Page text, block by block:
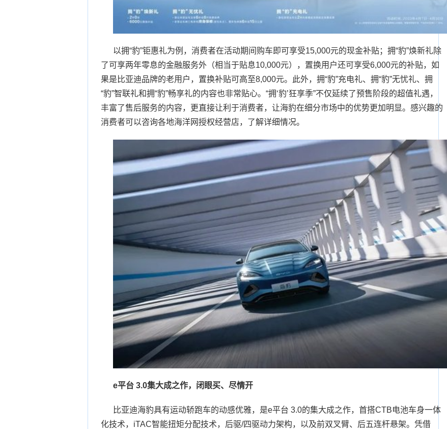
以拥“豹”钜惠礼为例，消费者在活动期间购车即可享受15,000元的现金补贴；拥“豹”焕新礼除
了可享两年零息的金融服务外（相当于贴息10,000元），置换用户还可享受6,000元的补贴，如
果是比亚迪品牌的老用户，置换补贴可高至8,000元。此外，拥“豹”充电礼、拥“豹”无忧礼、拥
“豹”智联礼和拥“豹”畅享礼的内容也非常贴心。“拥‘豹’狂享季”不仅延续了预售阶段的超值礼遇，
丰富了售后服务的内容，更直接让利于消费者，让海豹在细分市场中的优势更加明显。感兴趣的
消费者可以咨询各地海洋网授权经营店，了解详细情况。
e平台 3.0集大成之作，闭眼买、尽情开
比亚迪海豹具有运动轿跑车的动感优雅，是e平台 3.0的集大成之作，首搭CTB电池车身一体
化技术，iTAC智能扭矩分配技术，后驱/四驱动力架构，以及前双叉臂、后五连杆悬架。凭借